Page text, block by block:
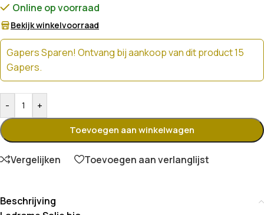
Online op voorraad
Bekijk winkelvoorraad
Gapers Sparen! Ontvang bij aankoop van dit product 15
Gapers.
- +
Toevoegen aan winkelwagen
Vergelijken Toevoegen aan verlanglijst
Beschrijving